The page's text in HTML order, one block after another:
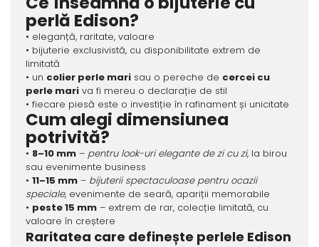
perlă Edison?
• eleganță, raritate, valoare
• bijuterie exclusivistă, cu disponibilitate extrem de
limitată
• un colier perle marisau o pereche de cercei cu
perle mariva fi mereu o declarație de stil
• fiecare piesă este o investiție în rafinament și unicitate
Cum alegi dimensiunea
potrivită?
• 8–10 mm– pentru look-uri elegante de zi cu zi, la birou
sau evenimente business
• 11–15 mm– bijuterii spectaculoase pentru ocazii
speciale, evenimente de seară, apariții memorabile
• peste 15 mm– extrem de rar, colecție limitată, cu
valoare în creștere
Raritatea care definește perlele Edison